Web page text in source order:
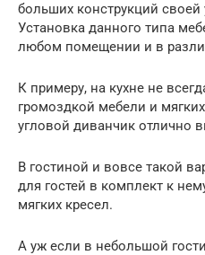
больших конструкций
Установка данного типа
любом помещении и в
К примеру, на кухне не
громоздкой мебели и
угловой диванчик отлично
В гостиной и вовсе такой
для гостей в комплект к
мягких кресел.
А уж если в небольшой